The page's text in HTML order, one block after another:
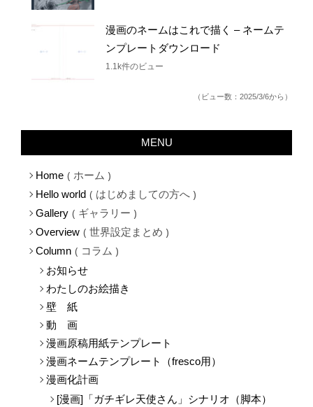
漫画のネームはこれで描く – ネームテ
ンプレートダウンロード
Home ホーム
Hello world はじめましての方へ
Gallery ギャラリー
Overview 世界設定まとめ
Column コラム
お知らせ
わたしのお絵描き
壁 紙
動 画
漫画原稿用紙テンプレート
漫画ネームテンプレート（fresco用）
漫画化計画